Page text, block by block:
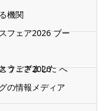
機関
フェア2026 ブー
うござました
フェア2026 へ
の情報メディア